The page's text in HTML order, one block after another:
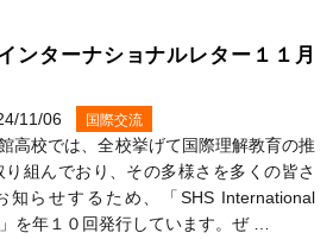
ンターナショナルレター１１月
11/06 国際交流
高校では、全校挙げて国際理解教育の推
り組んでおり、その多様さを多くの皆さ
知らせするため、「SHS International
を年１０回発行しています。ぜ …